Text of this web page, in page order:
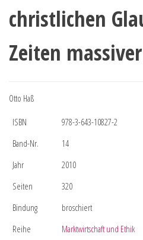
christlichen
Zeiten
Otto Haß
ISBN
978-3-643-10827-2
Band-Nr.
14
Jahr
2010
Seiten
320
Bindung
broschiert
Reihe
Marktwirtschaft und Ethik